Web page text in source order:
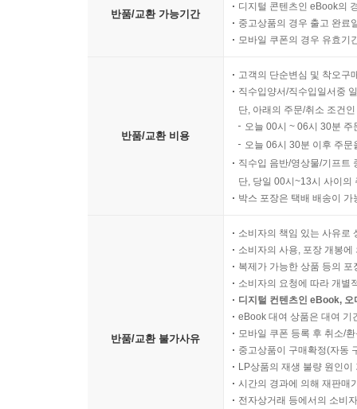
반품/교환 가능기간
디지털 콘텐츠인 eBook의
중고상품의 경우 출고 완료
모바일 쿠폰의 경우 유효기
반품/교환 비용
고객의 단순변심 및 착오구
직수입양서/직수입일서중
단, 아래의 주문/취소 조건
오늘 00시 ~ 06시 30분
오늘 06시 30분 이후 주
직수입 음반/영상물/기프트
단, 당일 00시~13시 사이의
박스 포장은 택배 배송이
반품/교환 불가사유
소비자의 책임 있는 사유로
소비자의 사용, 포장 개봉
복제가 가능한 상품 등의
소비자의 요청에 따라 개별
디지털 컨텐츠인 eBook,
eBook 대여 상품은 대여 기
모바일 쿠폰 등록 후 취소/
중고상품이 구매확정(자동
LP상품의 재생 불량 원인
시간의 경과에 의해 재판매
전자상거래 등에서의 소비